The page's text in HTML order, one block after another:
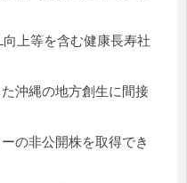
上等を含む健康長寿社
沖縄の地方創生に間接
の非公開株を取得でき